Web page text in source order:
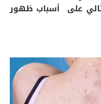
على أسباب ظهور